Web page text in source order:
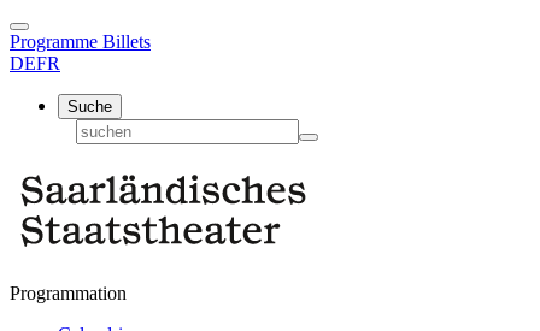
Programme Billets
DEFR
Suche
Programmation